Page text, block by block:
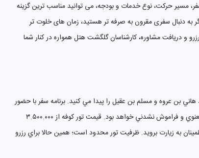
مسیر حرکت، نوع خدمات و بودجه، می توانید مناسب ترین گزینه
اگر به دنبال سفری مقرون به صرفه تر هستید، زمان های خلوت تر
و دریافت مشاوره، کارشناسان گلگشت هتل همواره در کنار شما
بن عروه و مسلم بن عقيل را پيدا مي کنيد. برنامه سفر با حضور
راهنماي مذهبي فارسي زبان، اقامت در هتل هاي تميز نزديک مسجد کوفه، غذاي ايراني و ترانسفر ايمن همراه است. تور کوفه براي عاشقان اهل بيت، تجربه اي عميق، معنوي و فراموش نشدني خواهد بود. قيمت تور کوفه از ۳.۵۰۰.۰۰۰
به زيارت برويد. ظرفيت تور محدود است؛ همين حالا براي رزرو